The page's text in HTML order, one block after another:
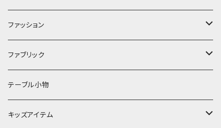
時計
フラワーベース
ランプ
食器
その他
キッチンクロス
その他
コップ・マグカップ
プレート
ボウル
お茶碗
ファッション
バッグ
エプロン
財布・ポーチ
ファブリック
タオル
クッションカバー
テーブル小物
キッズアイテム